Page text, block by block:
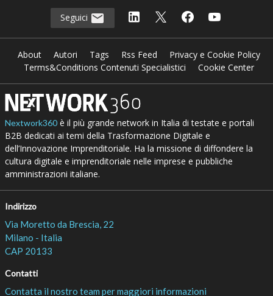
Seguici
About Autori Tags Rss Feed
Privacy e Cookie Policy
Terms&Conditions Contenuti Specialistici
Cookie Center
Nextwork360è il più grande network in Italia di testate e portali
B2B dedicati ai temi della Trasformazione Digitale e
dell’Innovazione Imprenditoriale. Ha la missione di diffondere la
cultura digitale e imprenditoriale nelle imprese e pubbliche
amministrazioni italiane.
Indirizzo
Via Moretto da Brescia, 22
Milano - Italia
CAP 20133
Contatti
Contatta il nostro team per maggiori informazioni